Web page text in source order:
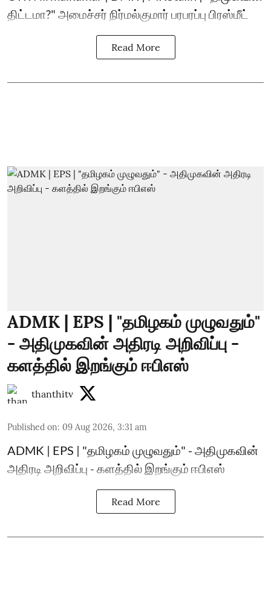
திட்டமா?" அமைச்சர் நிர்மல்குமார் பரபரப்பு பிரஸ்மீட்
Read More
ADMK | EPS | "தமிழகம் முழுவதும்"
- அதிமுகவின் அதிரடி அறிவிப்பு -
களத்தில் இறங்கும் ஈபிஎஸ்
thanthitv
Published on: 09 Aug 2026, 3:31 am
ADMK | EPS | "தமிழகம் முழுவதும்" - அதிமுகவின்
அதிரடி அறிவிப்பு - களத்தில் இறங்கும் ஈபிஎஸ்
Read More